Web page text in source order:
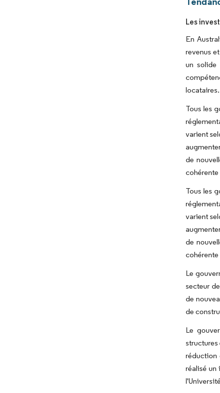
Les
En
revenus
un solide
locataires.
Tous les
varient
de
cohérente
Tous les
varient
de
cohérente
Le
secteur
de
de
Le
structures
réduction
réalisé un